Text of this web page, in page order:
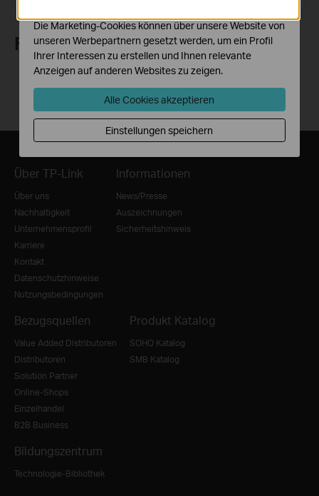
Folge uns
Über TP-Link
Über uns
Nachhaltigkeit
Unternehmensprofil
Karriere
Kontakt
Datenschutzhinweise
Nutzungsbedingungen
Informationen
News/Presse
Auszeichnungen
Sicherheitshinweis
Bezugsquellen
Value Added Distributoren
Distributoren
Solution Partner
Online-Shops
Einzelhandel
B2B Business
Produkt Katalog
SOHO Katalog
SMB Katalog
Bildungszentrum
Technologie-Bibliothek
Die Marketing-Cookies können über unsere Website von
unseren Werbepartnern gesetzt werden, um ein Profil
Ihrer Interessen zu erstellen und Ihnen relevante
Anzeigen auf anderen Websites zu zeigen.
Alle Cookies akzeptieren
Einstellungen speichern